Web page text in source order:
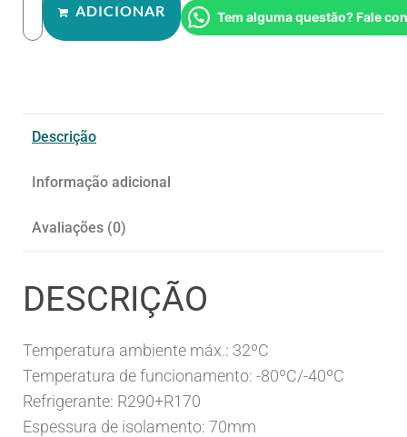
ADICIONAR Tem alguma questão? Fale
Descrição
Informação adicional
Avaliações (0)
DESCRIÇÃO
Temperatura ambiente máx.: 32ºC
Temperatura de funcionamento: -80ºC/-40ºC
Refrigerante: R290+R170
Espessura de isolamento: 70mm